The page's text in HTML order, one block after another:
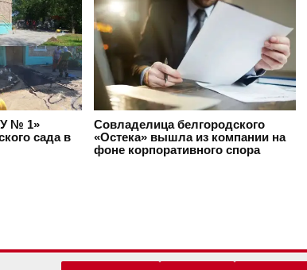
№ 1»
сада в
Совладелица белгородского
«Остека» вышла из компании на
фоне корпоративного спора